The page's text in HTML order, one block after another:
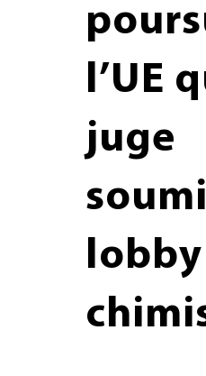
l’UE
juge
lobby